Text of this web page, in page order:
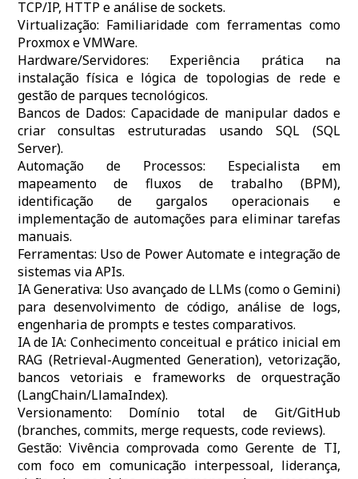
TCP/IP, HTTP e análise de sockets.
Virtualização: Familiaridade com ferramentas como
Proxmox e VMWare.
Hardware/Servidores: Experiência prática na
instalação física e lógica de topologias de rede e
gestão de parques tecnológicos.
Bancos de Dados: Capacidade de manipular dados e
criar consultas estruturadas usando SQL (SQL
Server).
Automação de Processos: Especialista em
mapeamento de fluxos de trabalho (BPM),
identificação de gargalos operacionais e
implementação de automações para eliminar tarefas
manuais.
Ferramentas: Uso de Power Automate e integração de
sistemas via APIs.
IA Generativa: Uso avançado de LLMs (como o Gemini)
para desenvolvimento de código, análise de logs,
engenharia de prompts e testes comparativos.
IA de IA: Conhecimento conceitual e prático inicial em
RAG (Retrieval-Augmented Generation), vetorização,
bancos vetoriais e frameworks de orquestração
(LangChain/LlamaIndex).
Versionamento: Domínio total de Git/GitHub
(branches, commits, merge requests, code reviews).
Gestão: Vivência comprovada como Gerente de TI,
com foco em comunicação interpessoal, liderança,